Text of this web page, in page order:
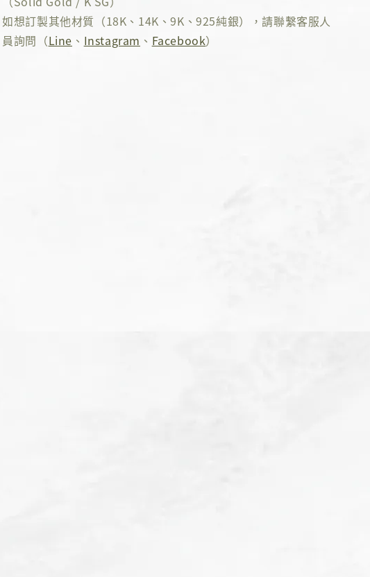
如想訂製其他材質（18K、14K、9K、925純銀），請聯繫客服人
員詢問（Line 、 Instagram 、 Facebook）